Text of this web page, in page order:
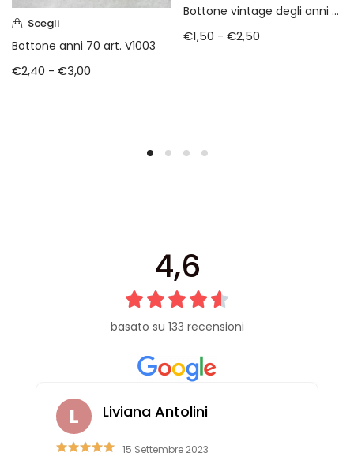
Scegli
Bottone anni 70 art. V1003
€2,40 - €3,00
Bottone vintage degli anni 80 (art. v1040)
€1,50 - €2,50
4,6
basato su 133 recensioni
Liviana Antolini
15 Settembre 2023